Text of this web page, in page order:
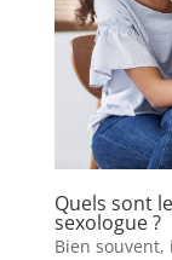
Quels sont
sexologue ?
Bien